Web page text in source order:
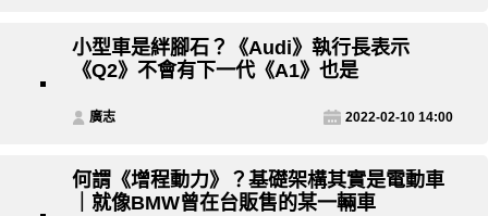
小型車是絆腳石？《Audi》執行長表示
《Q2》不會有下一代《A1》也是
廣志 2022-02-10 14:00
何謂《增程動力》？基礎架構其實是電動車
｜就像BMW曾在台販售的某一輛車